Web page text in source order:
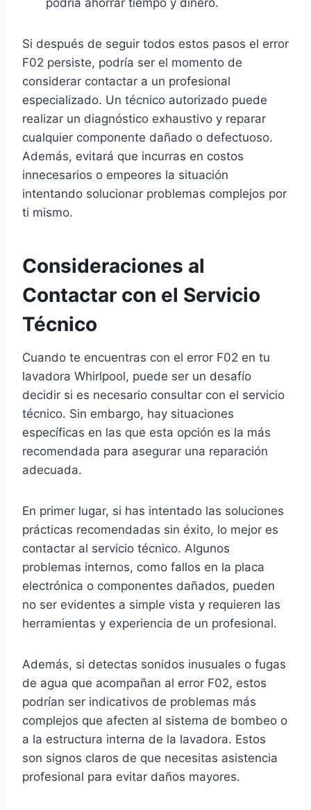
podría ahorrar tiempo y dinero.
Si después de seguir todos estos pasos el error
F02 persiste, podría ser el momento de
considerar contactar a un profesional
especializado. Un técnico autorizado puede
realizar un diagnóstico exhaustivo y reparar
cualquier componente dañado o defectuoso.
Además, evitará que incurras en costos
innecesarios o empeores la situación
intentando solucionar problemas complejos por
ti mismo.
Consideraciones al
Contactar con el Servicio
Técnico
Cuando te encuentras con el error F02 en tu
lavadora Whirlpool, puede ser un desafío
decidir si es necesario consultar con el servicio
técnico. Sin embargo, hay situaciones
específicas en las que esta opción es la más
recomendada para asegurar una reparación
adecuada.
En primer lugar, si has intentado las soluciones
prácticas recomendadas sin éxito, lo mejor es
contactar al servicio técnico. Algunos
problemas internos, como fallos en la placa
electrónica o componentes dañados, pueden
no ser evidentes a simple vista y requieren las
herramientas y experiencia de un profesional.
Además, si detectas sonidos inusuales o fugas
de agua que acompañan al error F02, estos
podrían ser indicativos de problemas más
complejos que afecten al sistema de bombeo o
a la estructura interna de la lavadora. Estos
son signos claros de que necesitas asistencia
profesional para evitar daños mayores.